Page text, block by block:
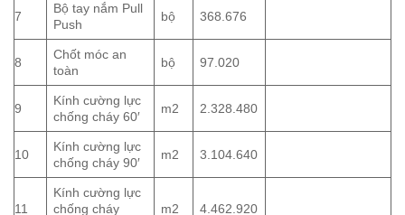
7
Bộ tay nắm Pull
Push
bộ 368.676
8
Chốt móc an
toàn
bộ 97.020
9
Kính cường lực
chống cháy 60′
m2 2.328.480
10
Kính cường lực
chống cháy 90′
m2 3.104.640
11
Kính cường lực
chống cháy
m2 4.462.920